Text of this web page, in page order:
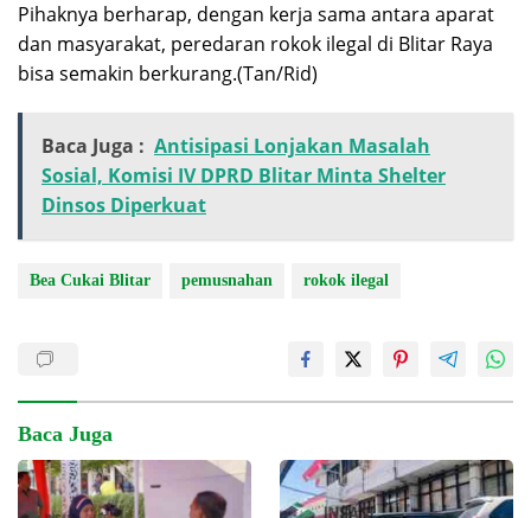
Pihaknya berharap, dengan kerja sama antara aparat
dan masyarakat, peredaran rokok ilegal di Blitar Raya
bisa semakin berkurang.(Tan/Rid)
Baca Juga : Antisipasi Lonjakan Masalah
Sosial, Komisi IV DPRD Blitar Minta Shelter
Dinsos Diperkuat
Bea Cukai Blitar pemusnahan rokok ilegal
Baca Juga